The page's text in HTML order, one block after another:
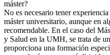
máster?
No es necesario tener
máster universitario, aunque en
recomendable. En el caso del
y Salud en la UMH, se trata de
proporciona una formación